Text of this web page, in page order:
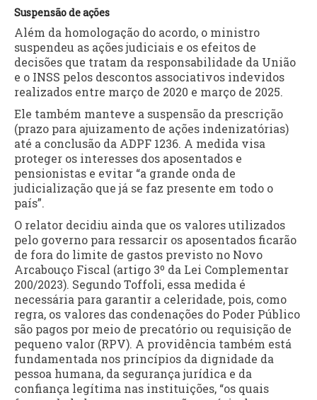
Suspensão de ações
Além da homologação do acordo, o ministro
suspendeu as ações judiciais e os efeitos de
decisões que tratam da responsabilidade da União
e o INSS pelos descontos associativos indevidos
realizados entre março de 2020 e março de 2025.
Ele também manteve a suspensão da prescrição
(prazo para ajuizamento de ações indenizatórias)
até a conclusão da ADPF 1236. A medida visa
proteger os interesses dos aposentados e
pensionistas e evitar “a grande onda de
judicialização que já se faz presente em todo o
país”.
O relator decidiu ainda que os valores utilizados
pelo governo para ressarcir os aposentados ficarão
de fora do limite de gastos previsto no Novo
Arcabouço Fiscal (artigo 3º da Lei Complementar
200/2023). Segundo Toffoli, essa medida é
necessária para garantir a celeridade, pois, como
regra, os valores das condenações do Poder Público
são pagos por meio de precatório ou requisição de
pequeno valor (RPV). A providência também está
fundamentada nos princípios da dignidade da
pessoa humana, da segurança jurídica e da
confiança legítima nas instituições, “os quais